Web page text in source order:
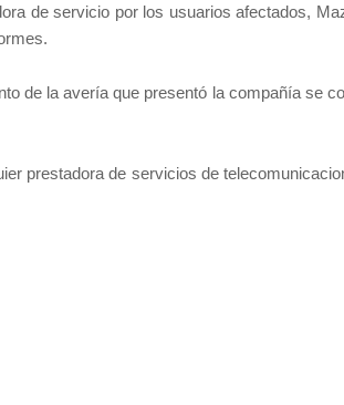
de servicio por los usuarios afectados,
de la avería que presentó la compañía se
prestadora de servicios de